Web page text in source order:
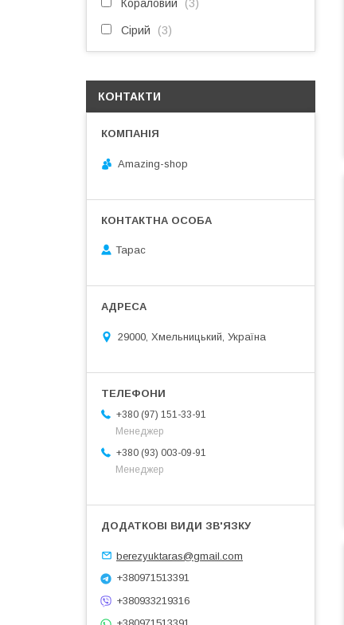
Кораловий 3
Сірий 3
КОНТАКТИ
Amazing-shop
Тарас
29000, Хмельницький, Україна
+380 (97) 151-33-91
Менеджер
+380 (93) 003-09-91
Менеджер
berezyuktaras@gmail.com
+380971513391
+380933219316